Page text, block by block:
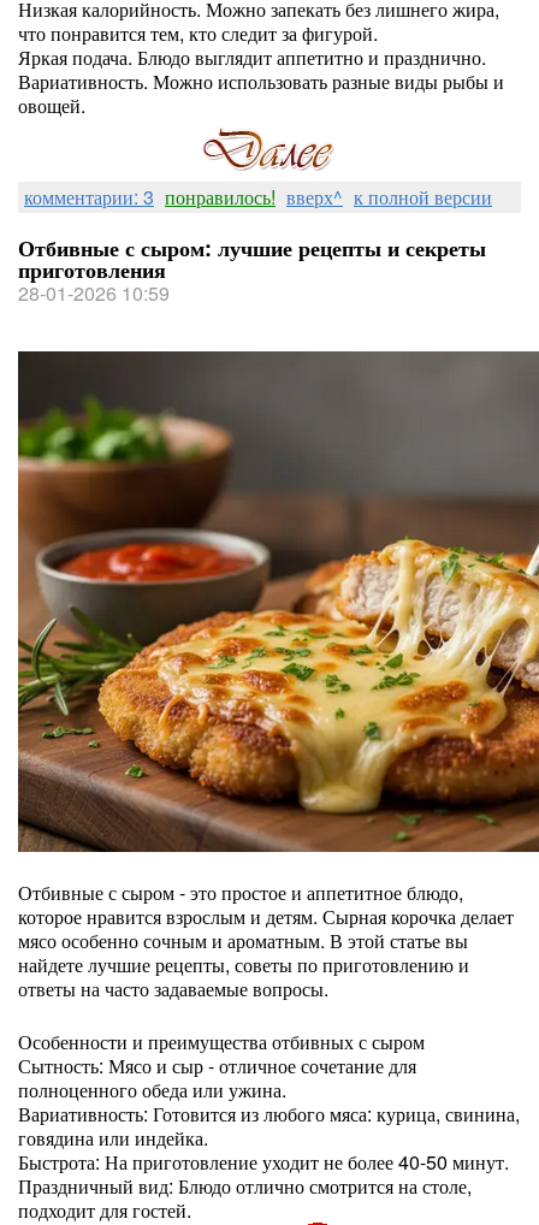
Низкая калорийность. Можно запекать без лишнего жира,
что понравится тем, кто следит за фигурой.
Яркая подача. Блюдо выглядит аппетитно и празднично.
Вариативность. Можно использовать разные виды рыбы и
овощей.
комментарии: 3 понравилось! вверх^ к полной версии
Отбивные с сыром: лучшие рецепты и секреты
приготовления
28-01-2026 10:59
Отбивные с сыром - это простое и аппетитное блюдо,
которое нравится взрослым и детям. Сырная корочка делает
мясо особенно сочным и ароматным. В этой статье вы
найдете лучшие рецепты, советы по приготовлению и
ответы на часто задаваемые вопросы.
Особенности и преимущества отбивных с сыром
Сытность: Мясо и сыр - отличное сочетание для
полноценного обеда или ужина.
Вариативность: Готовится из любого мяса: курица, свинина,
говядина или индейка.
Быстрота: На приготовление уходит не более 40-50 минут.
Праздничный вид: Блюдо отлично смотрится на столе,
подходит для гостей.